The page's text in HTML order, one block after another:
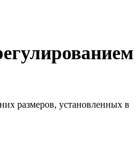
размеров, установленных в